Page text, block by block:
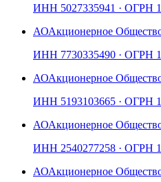
ИНН 5027335941 · ОГРН
АОАкционерное
ИНН 7730335490 · ОГРН
АОАкционерное
ИНН 5193103665 · ОГРН
АОАкционерное
ИНН 2540277258 · ОГРН
АОАкционерное